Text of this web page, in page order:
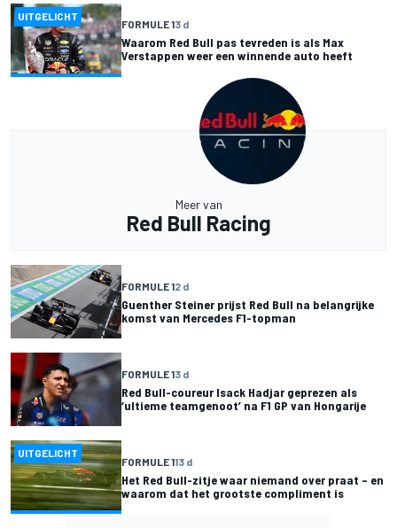
UITGELICHT
FORMULE 13 d
Waarom Red Bull pas tevreden is als Max
Verstappen weer een winnende auto heeft
Meer van
Red Bull Racing
FORMULE 12 d
Guenther Steiner prijst Red Bull na belangrijke
komst van Mercedes F1-topman
FORMULE 13 d
Red Bull-coureur Isack Hadjar geprezen als
‘ultieme teamgenoot’ na F1 GP van Hongarije
UITGELICHT
FORMULE 113 d
Het Red Bull-zitje waar niemand over praat – en
waarom dat het grootste compliment is